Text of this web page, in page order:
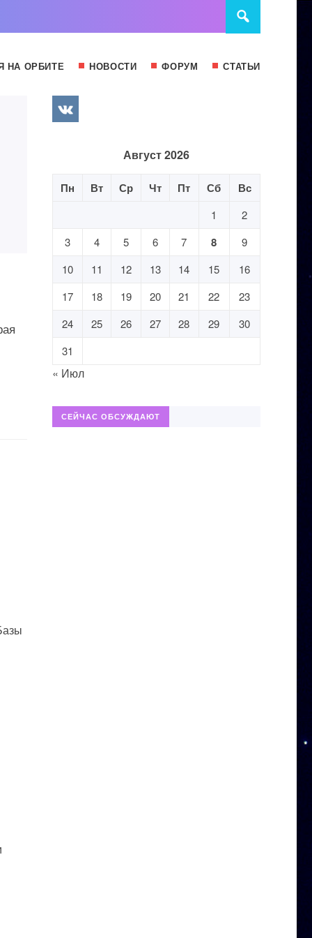
НА ОРБИТЕ НОВОСТИ ФОРУМ СТАТЬИ
Август 2026
Пн Вт Ср Чт Пт Сб Вс
1
2
3
4 5 6 7 8
9
10
11 12 13 14 15
16
17
18 19 20 21 22
23
24
25 26 27 28 29
30
31
« Июл
СЕЙЧАС ОБСУЖДАЮТ